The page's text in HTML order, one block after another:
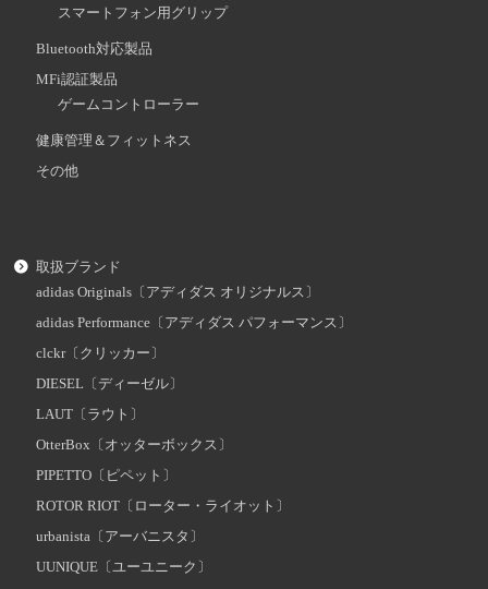
スマートフォン用グリップ
Bluetooth対応製品
MFi認証製品
ゲームコントローラー
健康管理＆フィットネス
その他
取扱ブランド
adidas Originals〔アディダス オリジナルス〕
adidas Performance〔アディダス パフォーマンス〕
clckr〔クリッカー〕
DIESEL〔ディーゼル〕
LAUT〔ラウト〕
OtterBox〔オッターボックス〕
PIPETTO〔ピペット〕
ROTOR RIOT〔ローター・ライオット〕
urbanista〔アーバニスタ〕
UUNIQUE〔ユーユニーク〕